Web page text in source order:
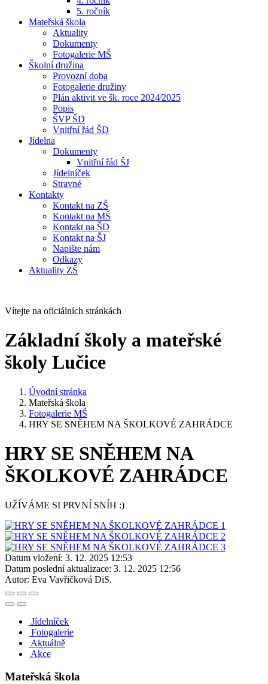
5. ročník
Mateřská škola
Aktuality
Dokumenty
Fotogalerie MŠ
Školní družina
Provozní doba
Fotogalerie družiny
Plán aktivit ve šk. roce 2024⁄2025
Popis
ŠVP ŠD
Vnitřní řád ŠD
Jídelna
Dokumenty
Vnitřní řád ŠJ
Jídelníček
Stravné
Kontakty
Kontakt na ZŠ
Kontakt na MŠ
Kontakt na ŠD
Kontakt na ŠJ
Napište nám
Odkazy
Aktuality ZŠ
Vítejte na oficiálních stránkách
Základní školy a mateřské
školy Lučice
Úvodní stránka
Mateřská škola
Fotogalerie MŠ
HRY SE SNĚHEM NA ŠKOLKOVÉ ZAHRÁDCE
HRY SE SNĚHEM NA
ŠKOLKOVÉ ZAHRÁDCE
UŽÍVÁME SI PRVNÍ SNÍH :)
Datum vložení: 3. 12. 2025 12:53
Datum poslední aktualizace: 3. 12. 2025 12:56
Autor: Eva Vavřičková DiS.
Jídelníček
Fotogalerie
Aktuálně
Akce
Mateřská škola